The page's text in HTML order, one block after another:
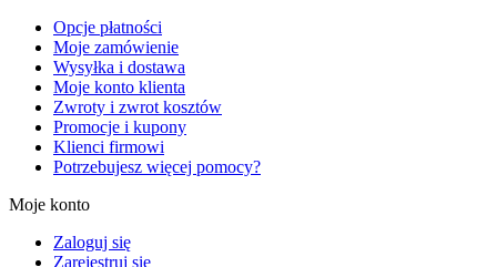
Opcje płatności
Moje zamówienie
Wysyłka i dostawa
Moje konto klienta
Zwroty i zwrot kosztów
Promocje i kupony
Klienci firmowi
Potrzebujesz więcej pomocy?
Moje konto
Zaloguj się
Zarejestruj się